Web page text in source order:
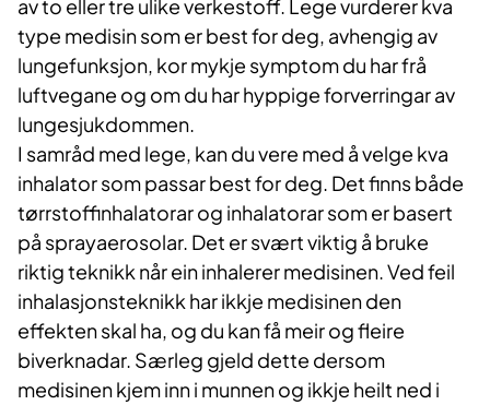
av to eller tre ulike verkestoff. Lege vurderer kva
type medisin som er best for deg, avhengig av
lungefunksjon, kor mykje symptom du har frå
luftvegane og om du har hyppige forverringar av
lungesjukdommen.
I samråd med lege, kan du vere med å velge kva
inhalator som passar best for deg. Det finns både
tørrstoffinhalatorar og inhalatorar som er basert
på sprayaerosolar. Det er svært viktig å bruke
riktig teknikk når ein inhalerer medisinen. Ved feil
inhalasjonsteknikk har ikkje medisinen den
effekten skal ha, og du kan få meir og fleire
biverknadar. Særleg gjeld dette dersom
medisinen kjem inn i munnen og ikkje heilt ned i